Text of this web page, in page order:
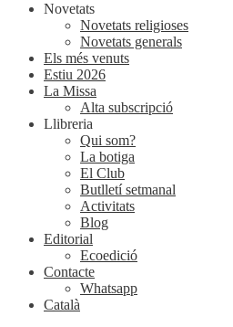
Novetats
Novetats religioses
Novetats generals
Els més venuts
Estiu 2026
La Missa
Alta subscripció
Llibreria
Qui som?
La botiga
El Club
Butlletí setmanal
Activitats
Blog
Editorial
Ecoedició
Contacte
Whatsapp
Català